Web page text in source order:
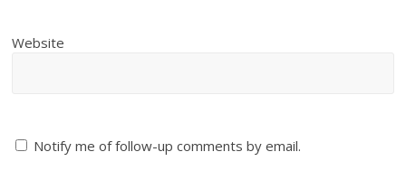
Website
Notify me of follow-up comments by email.